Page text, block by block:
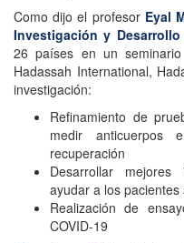
Como dijo el profesor Eyal
Investigación y Desarrollo
26 países en un
Hadassah International,
investigación:
Refinamiento de
medir anticuerpos
recuperación
Desarrollar
ayudar a los pacientes
Realización de
COVID-19